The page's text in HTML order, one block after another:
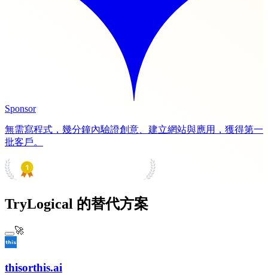
Sponsor
無需寫程式，幾分鐘內驗證創意、建立網站與應用，獲得第一
批客戶。
TryLogical 的替代方案
🚀
thisorthis.ai